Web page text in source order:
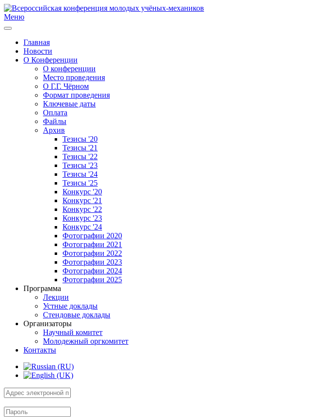
Меню
Главная
Новости
О Конференции
О конференции
Место проведения
О Г.Г. Чёрном
Формат проведения
Ключевые даты
Оплата
Файлы
Архив
Тезисы '20
Тезисы '21
Тезисы '22
Тезисы '23
Тезисы '24
Тезисы '25
Конкурс '20
Конкурс '21
Конкурс '22
Конкурс '23
Конкурс '24
Фотографии 2020
Фотографии 2021
Фотографии 2022
Фотографии 2023
Фотографии 2024
Фотографии 2025
Программа
Лекции
Устные доклады
Стендовые доклады
Организаторы
Научный комитет
Молодежный оргкомитет
Контакты